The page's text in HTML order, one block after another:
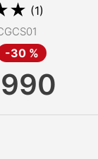
★ (1)
-30 %
990